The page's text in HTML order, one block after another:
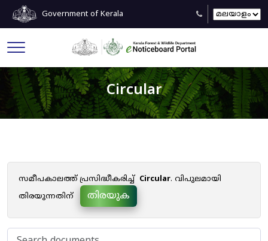
Government of Kerala
Circular
സമീപകാലത്ത് പ്രസിദ്ധീകരിച്ച് Circular. വിപുലമായി
തിരയുന്നതിന്
തിരയുക